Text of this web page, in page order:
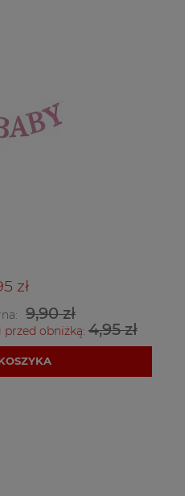
zł
9,90 zł
przed obniżką:4,95 zł